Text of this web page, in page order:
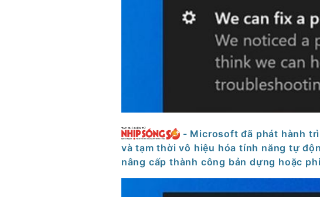
- Microsoft đã phát hành
và tạm thời vô hiệu hóa tính năng tự
nâng cấp thành công bản dựng hoặc